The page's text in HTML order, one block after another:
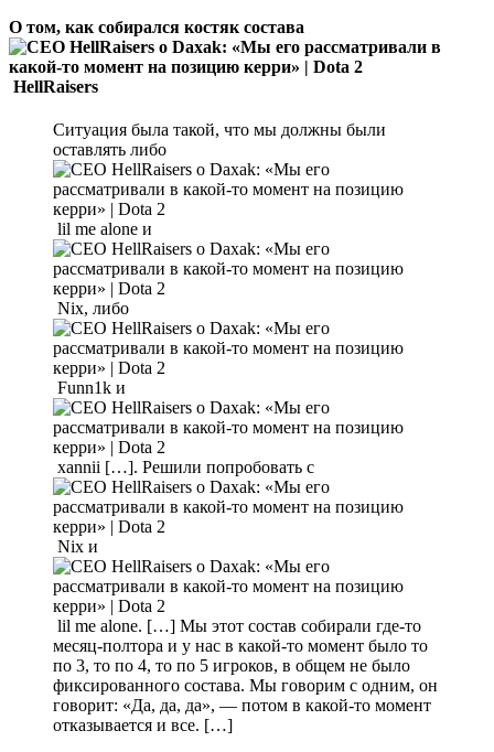
О том, как собирался костяк состава
HellRaisers
Ситуация была такой, что мы должны были
оставлять либо
lil me alone и
Nix, либо
Funn1k и
xannii […]. Решили попробовать с
Nix и
lil me alone. […] Мы этот состав собирали где-то
месяц-полтора и у нас в какой-то момент было то
по 3, то по 4, то по 5 игроков, в общем не было
фиксированного состава. Мы говорим с одним, он
говорит: «Да, да, да», — потом в какой-то момент
отказывается и все. […]